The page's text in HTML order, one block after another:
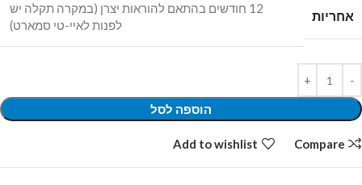
אחריות
12 חודשים בהתאם להוראות יצרן (במקרה תקלה יש
לפנות לאיי-טי סמארט)
הוספה לסל
Compare
Add to wishlist